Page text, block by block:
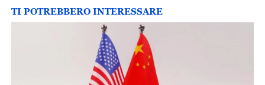
TI POTREBBERO INTERESSARE